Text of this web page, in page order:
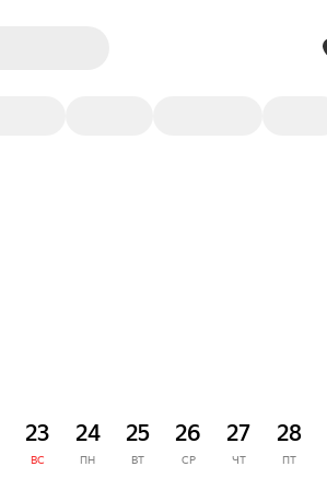
23
ВС
24
ПН
25
ВТ
26
СР
27
ЧТ
28
ПТ